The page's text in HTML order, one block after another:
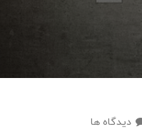
دیدگاه ها